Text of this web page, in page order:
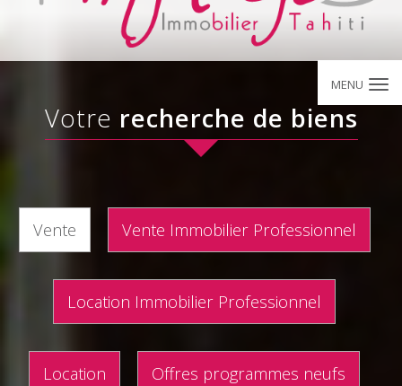
MENU
Votre recherche de biens
Vente Vente Immobilier Professionnel
Location Immobilier Professionnel
Location Offres programmes neufs